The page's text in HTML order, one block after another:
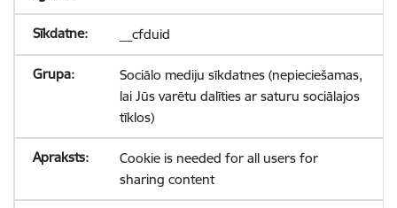
__cfduid
Sociālo mediju sīkdatnes (nepieciešamas,
lai Jūs varētu dalīties ar saturu sociālajos
tīklos)
Cookie is needed for all users for
sharing content